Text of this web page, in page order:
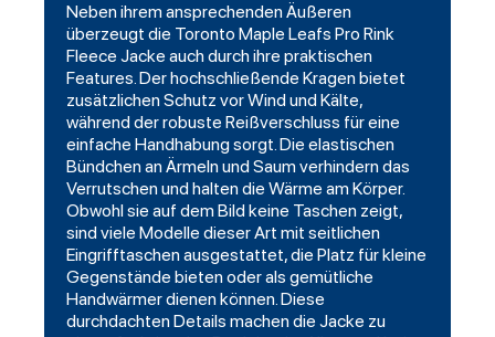
Neben ihrem ansprechenden Äußeren
überzeugt die Toronto Maple Leafs Pro Rink
Fleece Jacke auch durch ihre praktischen
Features. Der hochschließende Kragen bietet
zusätzlichen Schutz vor Wind und Kälte,
während der robuste Reißverschluss für eine
einfache Handhabung sorgt. Die elastischen
Bündchen an Ärmeln und Saum verhindern das
Verrutschen und halten die Wärme am Körper.
Obwohl sie auf dem Bild keine Taschen zeigt,
sind viele Modelle dieser Art mit seitlichen
Eingrifftaschen ausgestattet, die Platz für kleine
Gegenstände bieten oder als gemütliche
Handwärmer dienen können. Diese
durchdachten Details machen die Jacke zu